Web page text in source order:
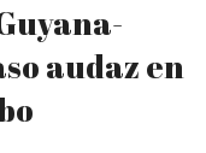
audaz en